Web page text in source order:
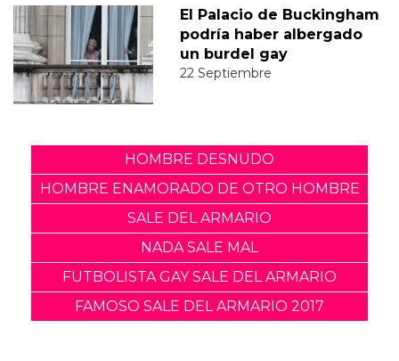
El Palacio de Buckingham
podría haber albergado
un burdel gay
22 Septiembre
HOMBRE DESNUDO
HOMBRE ENAMORADO DE OTRO HOMBRE
SALE DEL ARMARIO
NADA SALE MAL
FUTBOLISTA GAY SALE DEL ARMARIO
FAMOSO SALE DEL ARMARIO 2017